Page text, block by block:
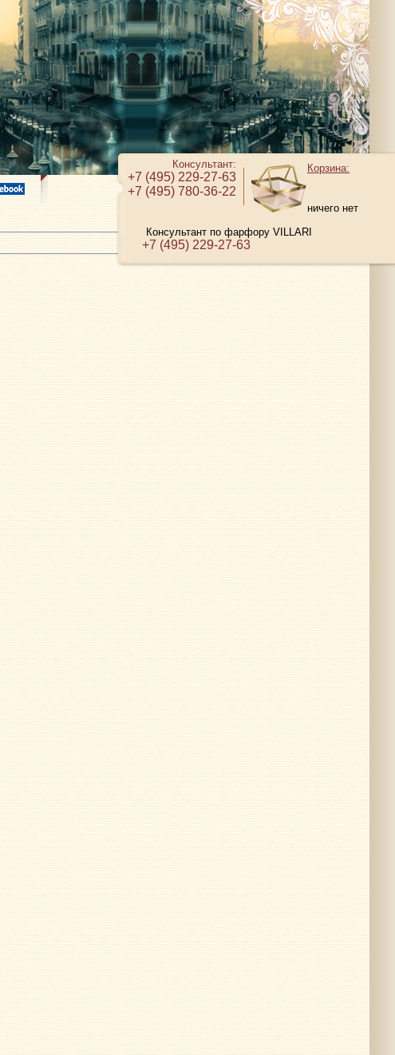
Консультант:
+7 (495) 229-27-63
+7 (495) 780-36-22
Корзина:
ничего нет
Консультант по фарфору VILLARI
+7 (495) 229-27-63